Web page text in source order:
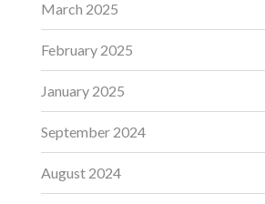
March 2025
February 2025
January 2025
September 2024
August 2024